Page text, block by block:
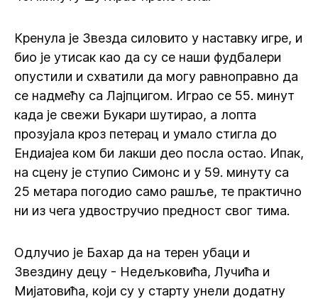
Кренула је Звезда силовито у наставку игре, и
био је утисак као да су се наши фудбалери
опустили и схватили да могу равноправно да
се надмећу са Лајпцигом. Играо се 55. минут
када је свежи Букари шутирао, а лопта
прозујала кроз петерац и умало стигла до
Ендиајеа ком би лакши део посла остао. Ипак,
на сцену је ступио Симонс и у 59. минуту са
25 метара погодио само рашље, те практично
ни из чега удвостручио предност свог тима.
Одлучио је Бахар да на терен убаци и
Звездину децу - Недељковића, Лучића и
Мијатовића, који су у старту унели додатну